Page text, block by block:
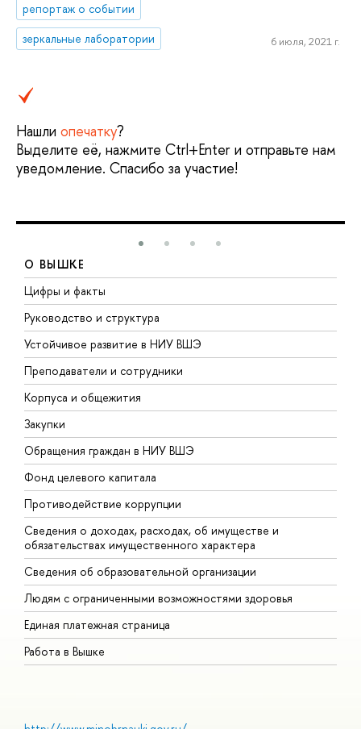
репортаж о событии
зеркальные лаборатории
6 июля, 2021 г.
Нашли опечатку?
Выделите её, нажмите Ctrl+Enter и отправьте нам
уведомление. Спасибо за участие!
О ВЫШКЕ
Цифры и факты
Руководство и структура
Устойчивое развитие в НИУ ВШЭ
Преподаватели и сотрудники
Корпуса и общежития
Закупки
Обращения граждан в НИУ ВШЭ
Фонд целевого капитала
Противодействие коррупции
Сведения о доходах, расходах, об имуществе и
обязательствах имущественного характера
Сведения об образовательной организации
Людям с ограниченными возможностями здоровья
Единая платежная страница
Работа в Вышке